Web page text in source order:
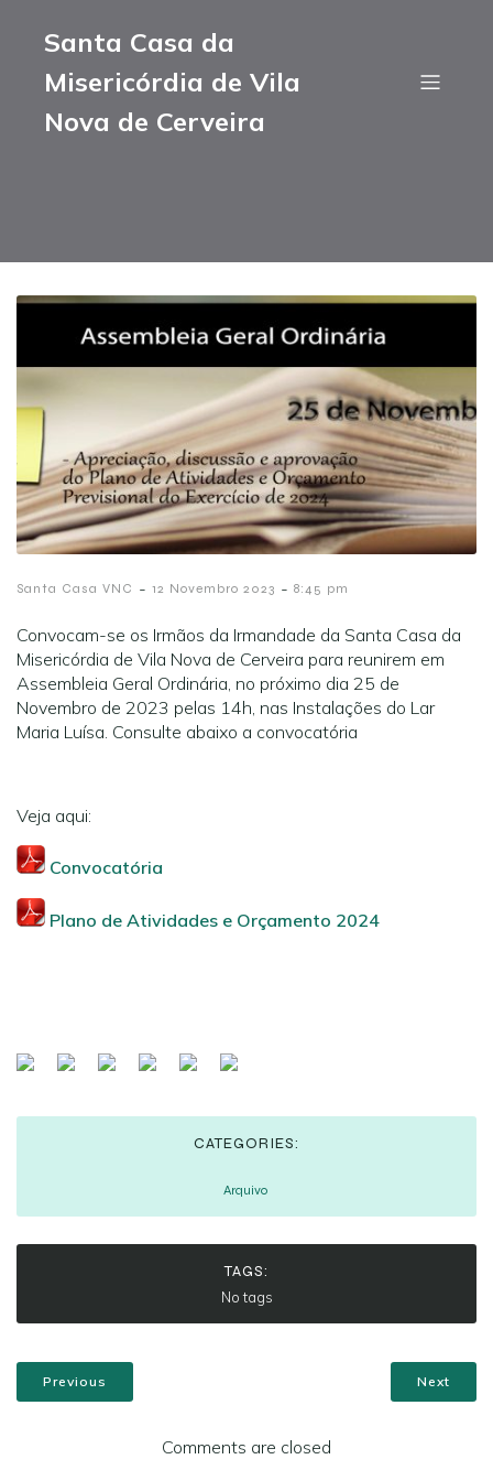
Santa Casa da
Misericórdia de Vila
Nova de Cerveira
Santa Casa VNC - 12 Novembro 2023 - 8:45 pm
Convocam-se os Irmãos da Irmandade da Santa Casa da
Misericórdia de Vila Nova de Cerveira para reunirem em
Assembleia Geral Ordinária, no próximo dia 25 de
Novembro de 2023 pelas 14h, nas Instalações do Lar
Maria Luísa. Consulte abaixo a convocatória
Veja aqui:
Convocatória
Plano de Atividades e Orçamento 2024
CATEGORIES:
Arquivo
TAGS:
No tags
Previous Next
Comments are closed